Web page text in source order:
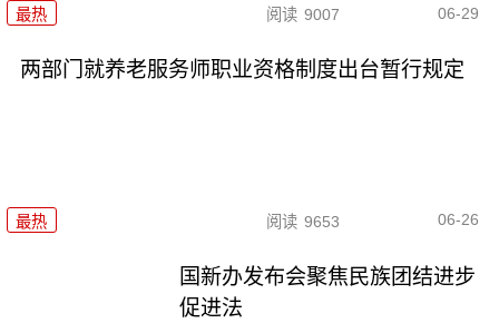
最热 阅读 9007 06-29
两部门就养老服务师职业资格制度出台暂行规定
最热 阅读 9653 06-26
国新办发布会聚焦民族团结进步
促进法